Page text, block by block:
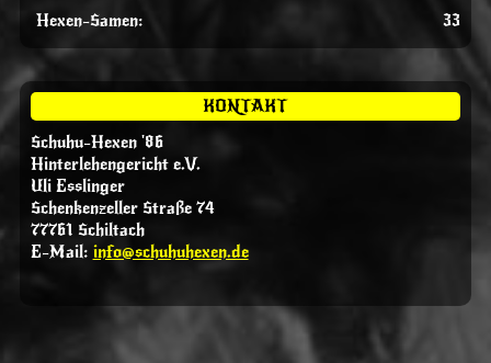
Hexen-Samen:
33
KONTAKT
Schuhu-Hexen '86
Hinterlehengericht e.V.
Uli Esslinger
Schenkenzeller Straße 74
77761 Schiltach
E-Mail: info@schuhuhexen.de